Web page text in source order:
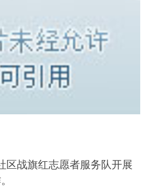
区战旗红志愿者服务队开展